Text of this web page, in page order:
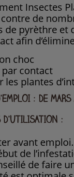
Insectes
de
de pyrèthre et
afin
choc
contact
les plantes
: DE MARS
D'UTILISATION :
avant
de
de faire